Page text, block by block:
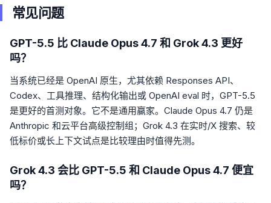
常见问题
GPT-5.5 比 Claude Opus 4.7 和 Grok 4.3 更好
吗？
当系统已经是 OpenAI 原生，尤其依赖 Responses API、
Codex、工具推理、结构化输出或 OpenAI eval 时，GPT-5.5
是更好的首测对象。它不是通用赢家。Claude Opus 4.7 仍是
Anthropic 和云平台高级控制组；Grok 4.3 在实时/X 搜索、较
低标价或长上下文试点是比较理由时值得先测。
Grok 4.3 会比 GPT-5.5 和 Claude Opus 4.7 便宜
吗？